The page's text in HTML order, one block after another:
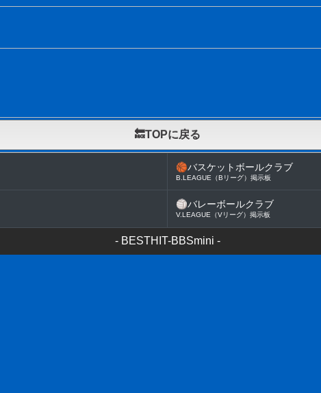
🔙TOPに戻る
🏀バスケットボールクラブ
B.LEAGUE（Bリーグ）掲示板
🏐バレーボールクラブ
V.LEAGUE（Vリーグ）掲示板
- BESTHIT-BBSmini -